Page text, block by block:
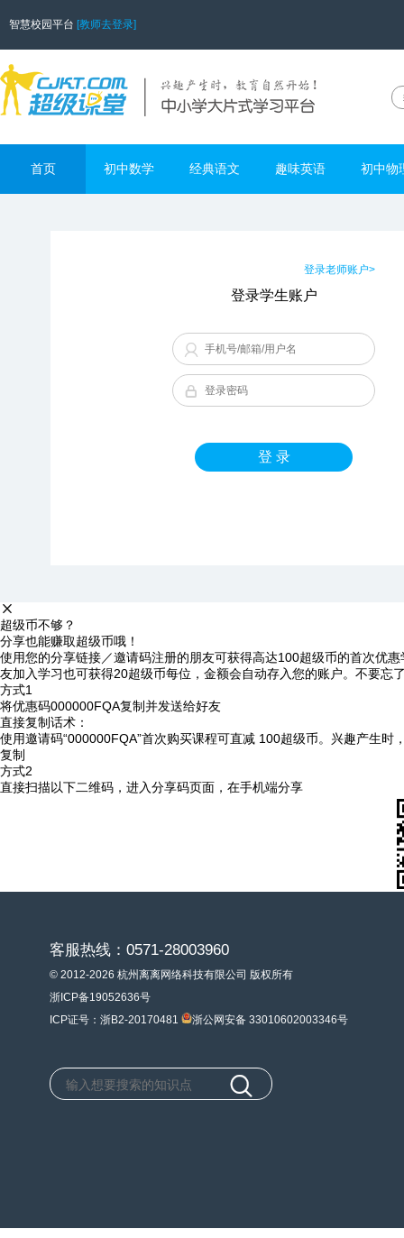
智慧校园平台 [教师去登录]
首页 初中数学 经典语文 趣味英语 初中物
登录老师账户>
登录学生账户
登 录
超级币不够？
分享也能赚取超级币哦！
使用您的分享链接／邀请码注册的朋友可获得高达100超级币的首次优
友加入学习也可获得20超级币每位，金额会自动存入您的账户。不要忘
方式1
将优惠码000000FQA复制并发送给好友
直接复制话术：
使用邀请码“000000FQA”首次购买课程可直减 100超级币。兴趣产生时
复制
方式2
直接扫描以下二维码，进入分享码页面，在手机端分享
客服热线：0571-28003960
© 2012-2026 杭州离离网络科技有限公司 版权所有
浙ICP备19052636号
ICP证号：浙B2-20170481
浙公网安备 33010602003346号